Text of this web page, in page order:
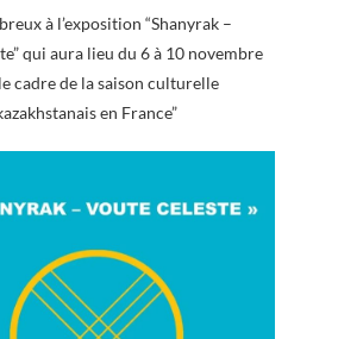
à l’exposition “Shanyrak –
qui aura lieu du 6 à 10 novembre
cadre de la saison culturelle
en France”